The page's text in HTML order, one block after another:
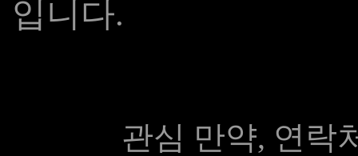
입니다.
관심 만약, 연락